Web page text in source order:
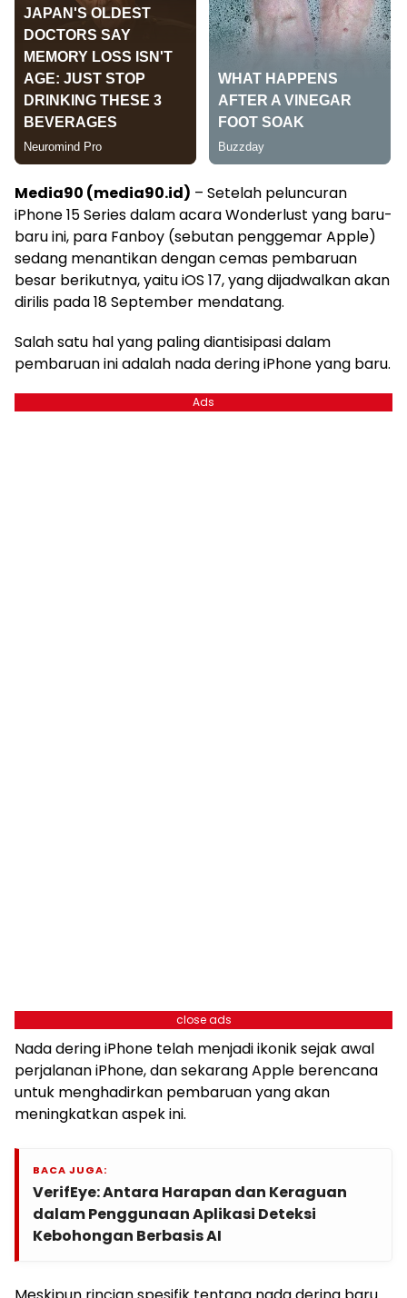
Media90 (media90.id) – Setelah peluncuran
iPhone 15 Series dalam acara Wonderlust yang baru-
baru ini, para Fanboy (sebutan penggemar Apple)
sedang menantikan dengan cemas pembaruan
besar berikutnya, yaitu iOS 17, yang dijadwalkan akan
dirilis pada 18 September mendatang.
Salah satu hal yang paling diantisipasi dalam
pembaruan ini adalah nada dering iPhone yang baru.
Ads
close ads
Nada dering iPhone telah menjadi ikonik sejak awal
perjalanan iPhone, dan sekarang Apple berencana
untuk menghadirkan pembaruan yang akan
meningkatkan aspek ini.
BACA JUGA:
VerifEye: Antara Harapan dan Keraguan
dalam Penggunaan Aplikasi Deteksi
Kebohongan Berbasis AI